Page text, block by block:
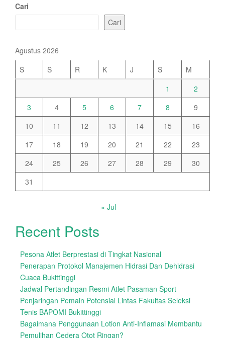
Cari
Cari
Agustus 2026
S
S R K J S
M
1
2
3
4 5 6 7 8
9
10
11 12 13 14 15
16
17
18 19 20 21 22
23
24
25 26 27 28 29
30
31
« Jul
Recent Posts
Pesona Atlet Berprestasi di Tingkat Nasional
Penerapan Protokol Manajemen Hidrasi Dan Dehidrasi
Cuaca Bukittinggi
Jadwal Pertandingan Resmi Atlet Pasaman Sport
Penjaringan Pemain Potensial Lintas Fakultas Seleksi
Tenis BAPOMI Bukittinggi
Bagaimana Penggunaan Lotion Anti-Inflamasi Membantu
Pemulihan Cedera Otot Ringan?